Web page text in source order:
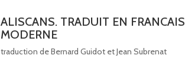
ALISCANS. TRADUIT EN FRANCAIS
MODERNE
traduction de Bernard Guidot et Jean Subrenat